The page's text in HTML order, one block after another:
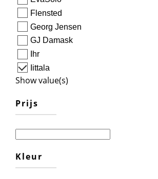
Flensted
Georg Jensen
GJ Damask
Ihr
Iittala
Show value(s)
Prijs
Kleur